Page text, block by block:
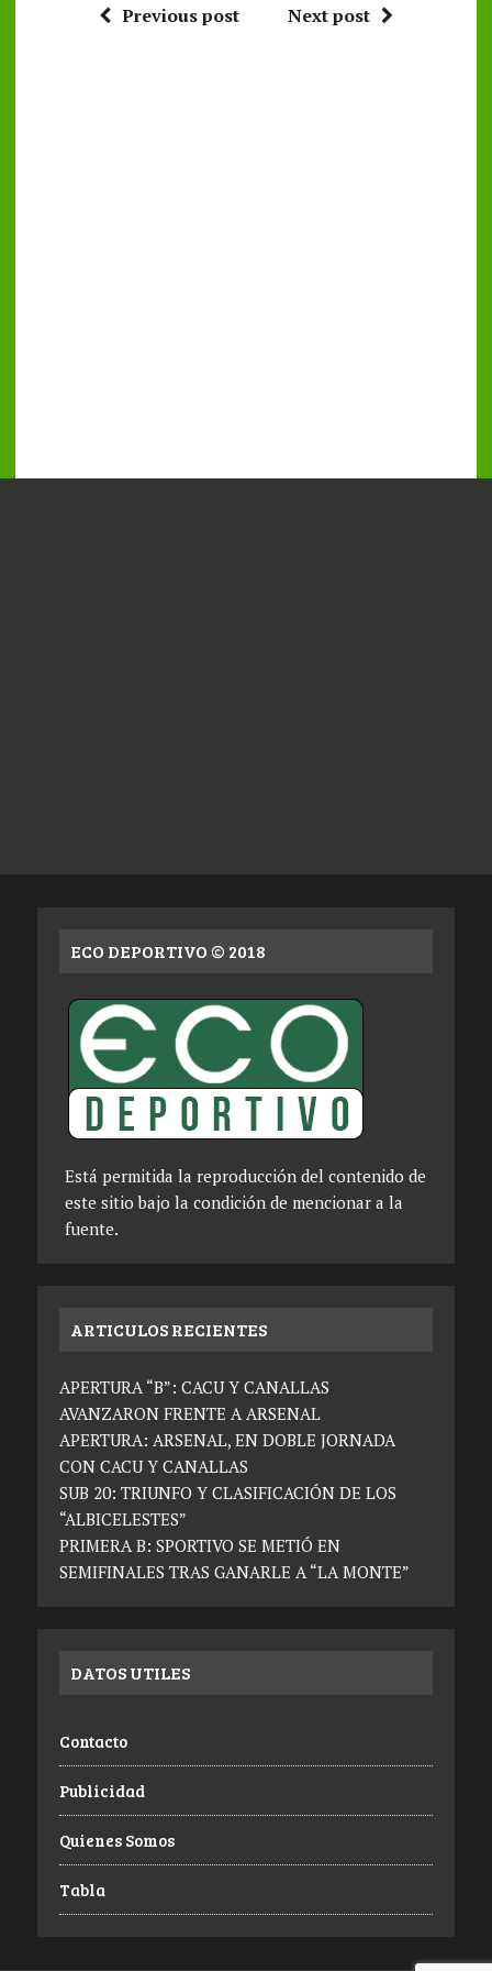
Previous post Next post
ECO DEPORTIVO © 2018
Está permitida la reproducción del contenido de
este sitio bajo la condición de mencionar a la
fuente.
ARTICULOS RECIENTES
APERTURA “B”: CACU Y CANALLAS
AVANZARON FRENTE A ARSENAL
APERTURA: ARSENAL, EN DOBLE JORNADA
CON CACU Y CANALLAS
SUB 20: TRIUNFO Y CLASIFICACIÓN DE LOS
“ALBICELESTES”
PRIMERA B: SPORTIVO SE METIÓ EN
SEMIFINALES TRAS GANARLE A “LA MONTE”
DATOS UTILES
Contacto
Publicidad
Quienes Somos
Tabla